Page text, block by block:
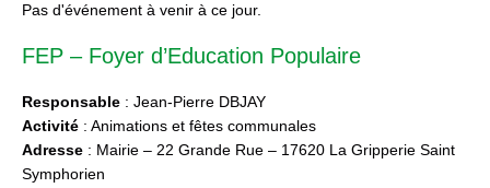
Pas d'événement à venir à ce jour.
FEP – Foyer d’Education Populaire
Responsable : Jean-Pierre DBJAY
Activité : Animations et fêtes communales
Adresse : Mairie – 22 Grande Rue – 17620 La Gripperie Saint
Symphorien